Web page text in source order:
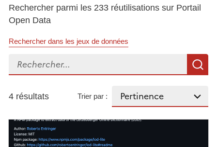
Rechercher parmi les 233 réutilisations sur Portail
Open Data
Rechercher dans les jeux de données
Rechercher...
4 résultats Trier par :